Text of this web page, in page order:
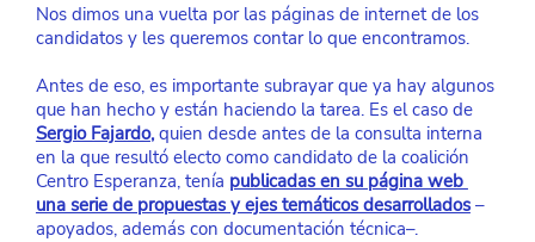
Nos dimos una vuelta por las páginas de internet de los
candidatos y les queremos contar lo que encontramos.
Antes de eso, es importante subrayar que ya hay algunos
que han hecho y están haciendo la tarea. Es el caso de
Sergio Fajardo, quien desde antes de la consulta interna
en la que resultó electo como candidato de la coalición
Centro Esperanza, tenía publicadas en su página web
una serie de propuestas y ejes temáticos desarrollados –
apoyados, además con documentación técnica–.